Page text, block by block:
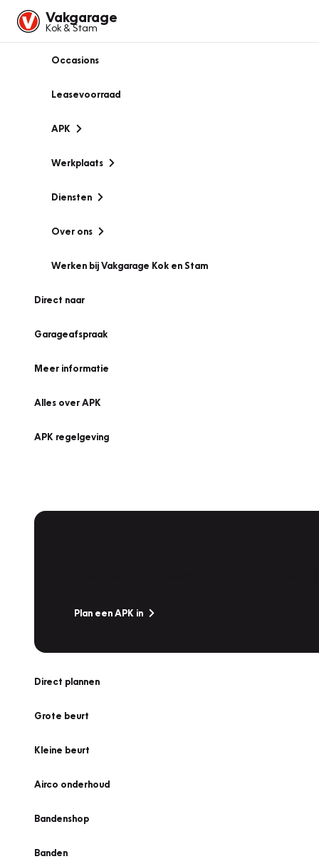
Vakgarage
Kok & Stam
Occasions
Leasevoorraad
APK
Werkplaats
Diensten
Over ons
Werken bij Vakgarage Kok en Stam
Direct naar
Garageafspraak
Meer informatie
Alles over APK
APK regelgeving
Plan een APK in
Direct plannen
Grote beurt
Kleine beurt
Airco onderhoud
Bandenshop
Banden